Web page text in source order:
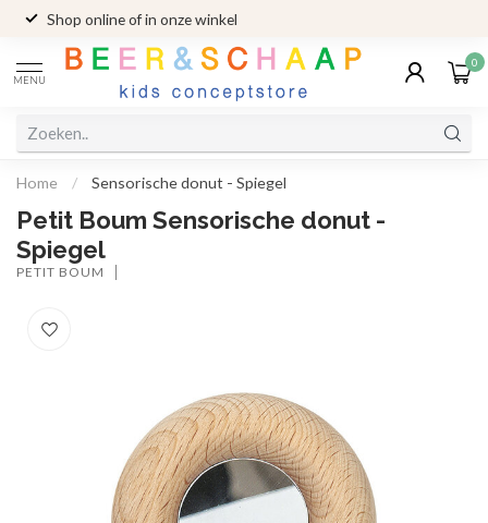
Shop online of in onze winkel
MENU
0
Home / Sensorische donut - Spiegel
Petit Boum Sensorische donut -
Spiegel
PETIT BOUM